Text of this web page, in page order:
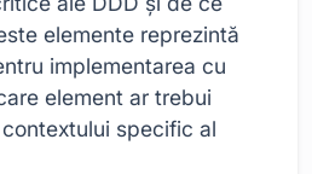
elemente reprezintă
implementarea cu
element ar trebui
specific al